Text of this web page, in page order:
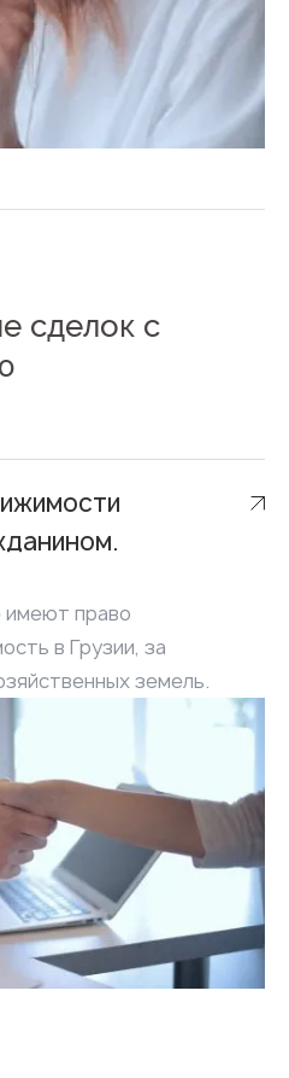
сделок с
имеют право
в Грузии, за
земель.